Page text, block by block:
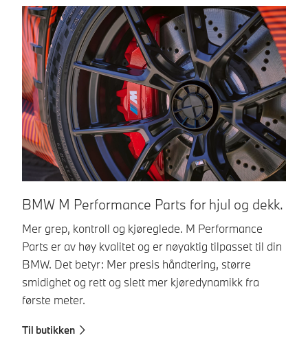
BMW M Performance Parts for hjul og dekk.
Mer grep, kontroll og kjøreglede. M Performance
Parts er av høy kvalitet og er nøyaktig tilpasset til din
BMW. Det betyr: Mer presis håndtering, større
smidighet og rett og slett mer kjøredynamikk fra
første meter.
Til butikken